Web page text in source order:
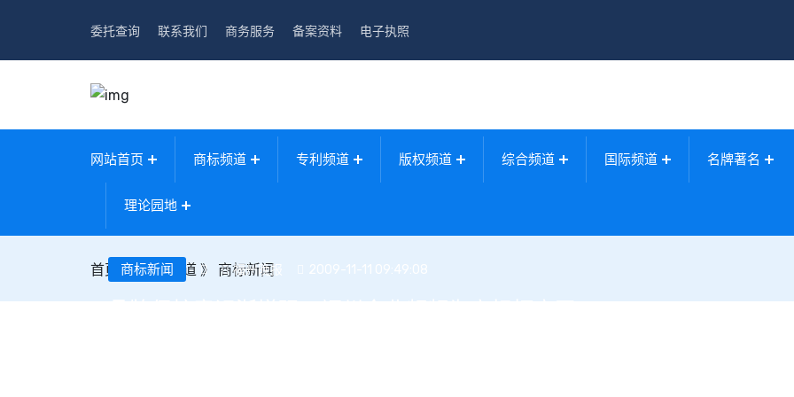
委托查询 联系我们 商务服务 备案资料 电子执照
网站首页 商标频道 专利频道 版权频道 综合频道 国际频道 名牌著名
理论园地
首页 》商标频道 》 商标新闻
商标新闻 福州晚报 2009-11-11 09:49:08